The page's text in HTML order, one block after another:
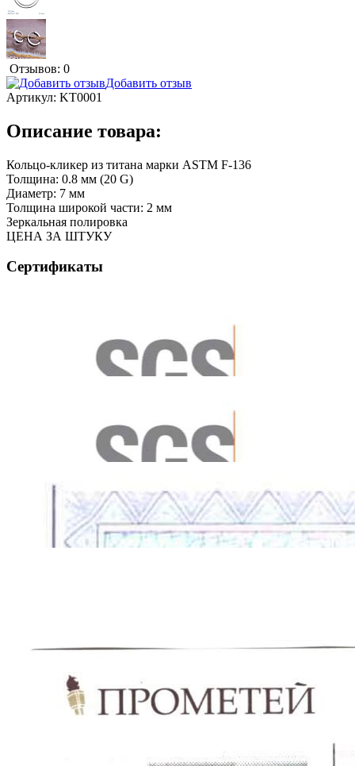
Отзывов: 0
Добавить отзыв
Артикул: KT0001
Описание товара:
Кольцо-кликер из титана марки ASTM F-136
Толщина: 0.8 мм (20 G)
Диаметр: 7 мм
Толщина широкой части: 2 мм
Зеркальная полировка
ЦЕНА ЗА ШТУКУ
Сертификаты